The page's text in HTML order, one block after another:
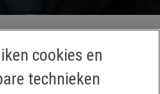
cookies en
technieken